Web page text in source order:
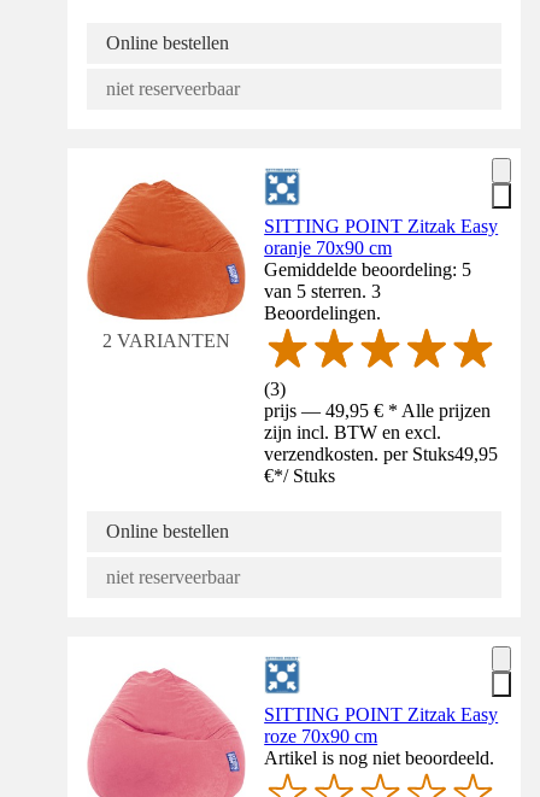
Online bestellen
niet reserveerbaar
2 VARIANTEN
SITTING POINT Zitzak Easy
oranje 70x90 cm
Gemiddelde beoordeling: 5
van 5 sterren. 3
Beoordelingen.
(3)
prijs — 49,95 € * Alle prijzen
zijn incl. BTW en excl.
verzendkosten. per Stuks49,95
€*/ Stuks
Online bestellen
niet reserveerbaar
SITTING POINT Zitzak Easy
roze 70x90 cm
Artikel is nog niet beoordeeld.